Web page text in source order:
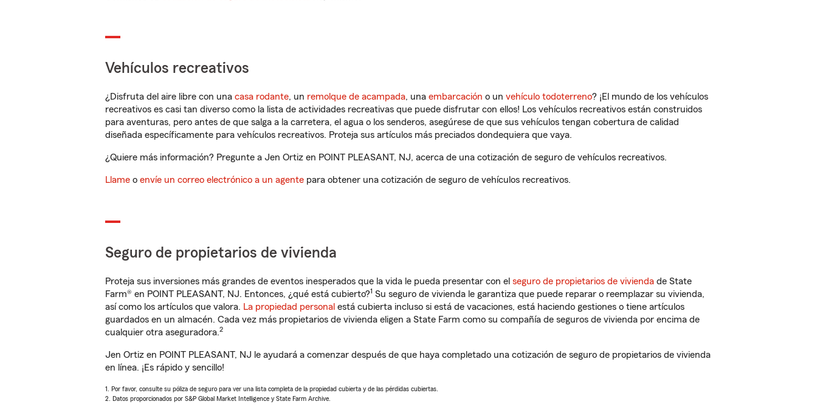
Vehículos recreativos
¿Disfruta del aire libre con una casa rodante, un remolque de acampada, una embarcación o un vehículo todoterreno? ¡El mundo de los vehículos
recreativos es casi tan diverso como la lista de actividades recreativas que puede disfrutar con ellos! Los vehículos recreativos están construidos
para aventuras, pero antes de que salga a la carretera, el agua o los senderos, asegúrese de que sus vehículos tengan cobertura de calidad
diseñada específicamente para vehículos recreativos. Proteja sus artículos más preciados dondequiera que vaya.
¿Quiere más información? Pregunte a Jen Ortiz en POINT PLEASANT, NJ, acerca de una cotización de seguro de vehículos recreativos.
Llame o envíe un correo electrónico a un agente para obtener una cotización de seguro de vehículos recreativos.
Seguro de propietarios de vivienda
Proteja sus inversiones más grandes de eventos inesperados que la vida le pueda presentar con el seguro de propietarios de vivienda de State
Farm® en POINT PLEASANT, NJ. Entonces, ¿qué está cubierto?1 Su seguro de vivienda le garantiza que puede reparar o reemplazar su vivienda,
así como los artículos que valora. La propiedad personal está cubierta incluso si está de vacaciones, está haciendo gestiones o tiene artículos
guardados en un almacén. Cada vez más propietarios de vivienda eligen a State Farm como su compañía de seguros de vivienda por encima de
cualquier otra aseguradora.2
Jen Ortiz en POINT PLEASANT, NJ le ayudará a comenzar después de que haya completado una cotización de seguro de propietarios de vivienda
en línea. ¡Es rápido y sencillo!
1. Por favor, consulte su póliza de seguro para ver una lista completa de la propiedad cubierta y de las pérdidas cubiertas.
2. Datos proporcionados por S&P Global Market Intelligence y State Farm Archive.